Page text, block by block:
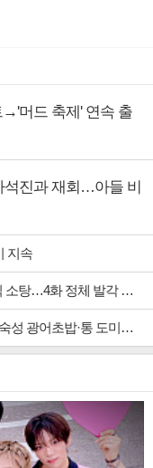
→'머드 축제' 연속 출
석진과 재회…아들 비
지속
화 정체 발각 위기 예고
밥·통 도미찜 맛집 탐방